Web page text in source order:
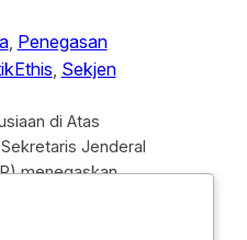
, Penegasan
, Sekjen
di Atas
Jenderal
menegaskan
harus